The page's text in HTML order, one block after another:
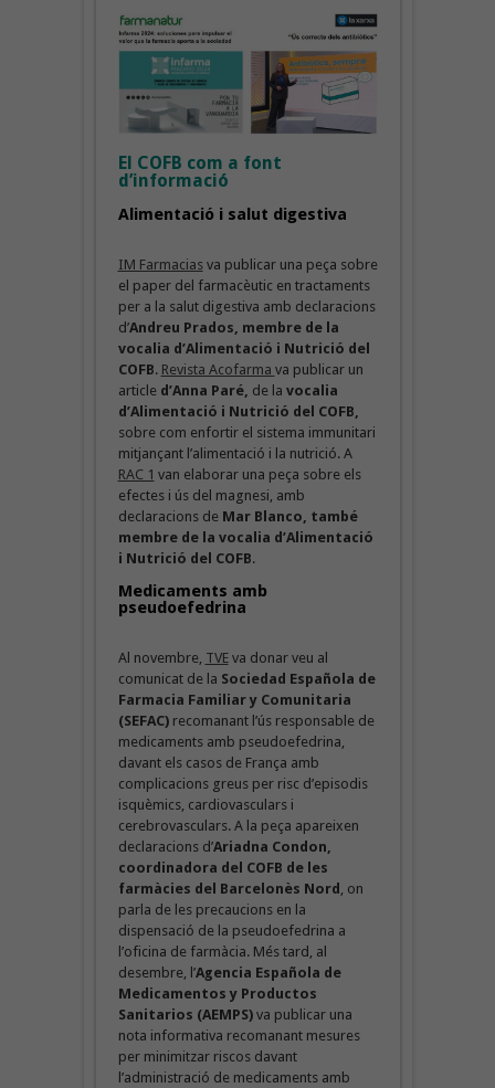
El COFB com a font
d’informació
Alimentació i salut digestiva
IM Farmaciasva publicar una peça sobre
el paper del farmacèutic en tractaments
per a la salut digestiva amb declaracions
d’Andreu Prados, membre de la
vocalia d’Alimentació i Nutrició del
COFB. Revista Acofarma va publicar un
article d’Anna Paré, de la vocalia
d’Alimentació i Nutrició del COFB,
sobre com enfortir el sistema immunitari
mitjançant l’alimentació i la nutrició. A
RAC 1 van elaborar una peça sobre els
efectes i ús del magnesi, amb
declaracions de Mar Blanco, també
membre de la vocalia d’Alimentació
i Nutrició del COFB.
Medicaments amb
pseudoefedrina
Al novembre, TVEva donar veu al
comunicat de la Sociedad Española de
Farmacia Familiar y Comunitaria
(SEFAC)recomanant l’ús responsable de
medicaments amb pseudoefedrina,
davant els casos de França amb
complicacions greus per risc d’episodis
isquèmics, cardiovasculars i
cerebrovasculars. A la peça apareixen
declaracions d’Ariadna Condon,
coordinadora del COFB de les
farmàcies del Barcelonès Nord , on
parla de les precaucions en la
dispensació de la pseudoefedrina a
l’oficina de farmàcia. Més tard, al
desembre, l’Agencia Española de
Medicamentos y Productos
Sanitarios (AEMPS)va publicar una
nota informativa recomanant mesures
per minimitzar riscos davant
l’administració de medicaments amb